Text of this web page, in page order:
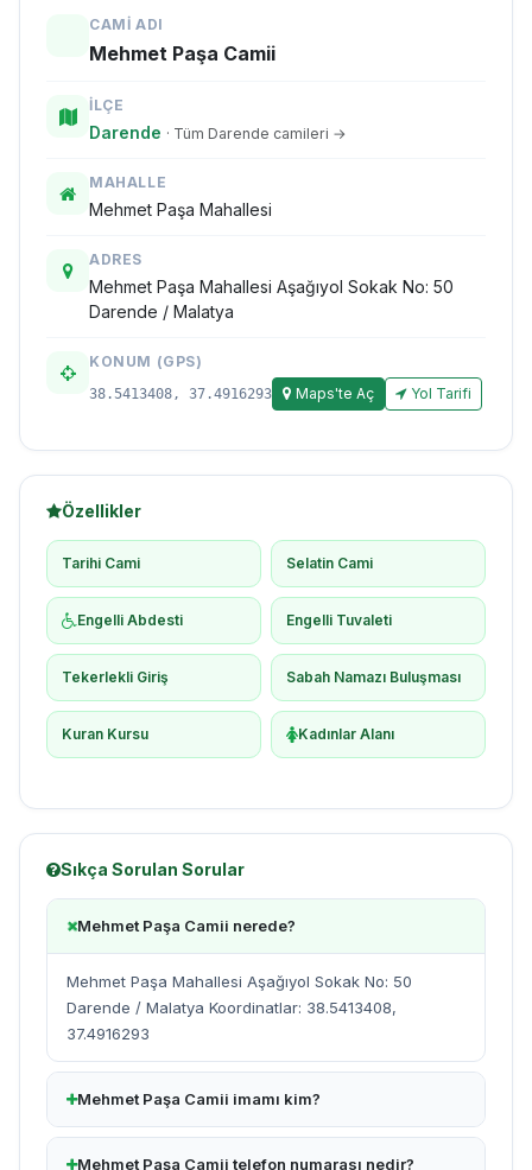
CAMI ADI
Mehmet Paşa Camii
İLÇE
Darende · Tüm Darende camileri →
MAHALLE
Mehmet Paşa Mahallesi
ADRES
Mehmet Paşa Mahallesi Aşağıyol Sokak No: 50
Darende / Malatya
KONUM (GPS)
38.5413408, 37.4916293 Maps'te Aç Yol Tarifi
Özellikler
Tarihi Cami Selatin Cami
Engelli Abdesti Engelli Tuvaleti
Tekerlekli Giriş Sabah Namazı Buluşması
Kuran Kursu Kadınlar Alanı
Sıkça Sorulan Sorular
Mehmet Paşa Camii nerede?
Mehmet Paşa Mahallesi Aşağıyol Sokak No: 50
Darende / Malatya Koordinatlar: 38.5413408,
37.4916293
Mehmet Paşa Camii imamı kim?
Mehmet Paşa Camii telefon numarası nedir?